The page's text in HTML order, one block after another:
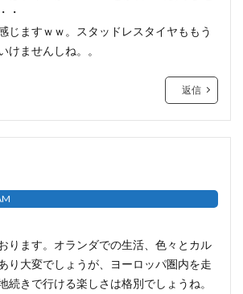
・
じますｗｗ。スタッドレスタイヤももう
けませんしね。。
返信
ります。オランダでの生活、色々とカル
り大変でしょうが、ヨーロッパ圏内を走
続きで行ける楽しさは格別でしょうね。